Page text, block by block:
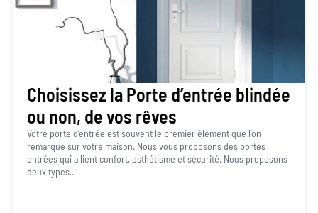
Choisissez la Porte d’entrée blindée
ou non, de vos rêves
Votre porte d’entrée est souvent le premier élément que l’on
remarque sur votre maison. Nous vous proposons des portes
entrées qui allient confort, esthétisme et sécurité. Nous proposons
deux types...